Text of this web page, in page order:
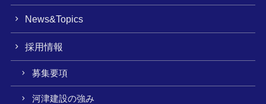
News&Topics
採用情報
募集要項
河津建設の強み